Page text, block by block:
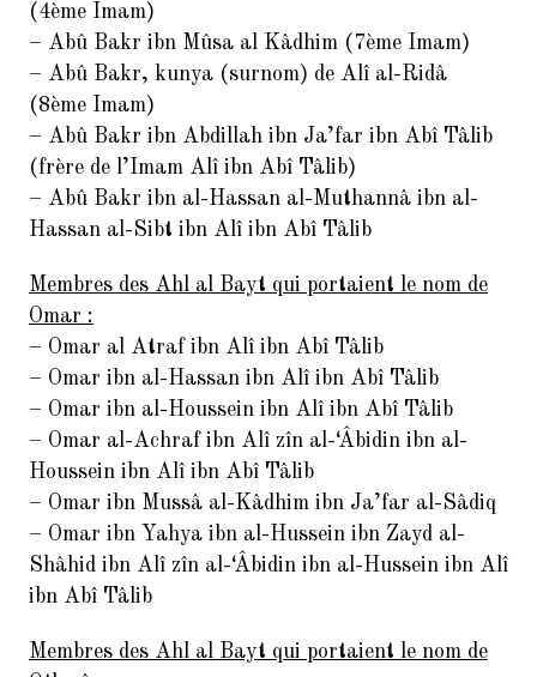
(4ème Imam)
– Abû Bakr ibn Mûsa al Kâdhim (7ème Imam)
– Abû Bakr, kunya (surnom) de Alî al-Ridâ
(8ème Imam)
– Abû Bakr ibn Abdillah ibn Ja’far ibn Abî Tâlib
(frère de l’Imam Alî ibn Abî Tâlib)
– Abû Bakr ibn al-Hassan al-Muthannâ ibn al-
Hassan al-Sibt ibn Alî ibn Abî Tâlib
Membres des Ahl al Bayt qui portaient le nom de
Omar :
– Omar al Atraf ibn Alî ibn Abî Tâlib
– Omar ibn al-Hassan ibn Alî ibn Abî Tâlib
– Omar ibn al-Houssein ibn Alî ibn Abî Tâlib
– Omar al-Achraf ibn Alî zîn al-‘Âbidin ibn al-
Houssein ibn Alî ibn Abî Tâlib
– Omar ibn Mussâ al-Kâdhim ibn Ja’far al-Sâdiq
– Omar ibn Yahya ibn al-Hussein ibn Zayd al-
Shâhid ibn Alî zîn al-‘Âbidin ibn al-Hussein ibn Alî
ibn Abî Tâlib
Membres des Ahl al Bayt qui portaient le nom de